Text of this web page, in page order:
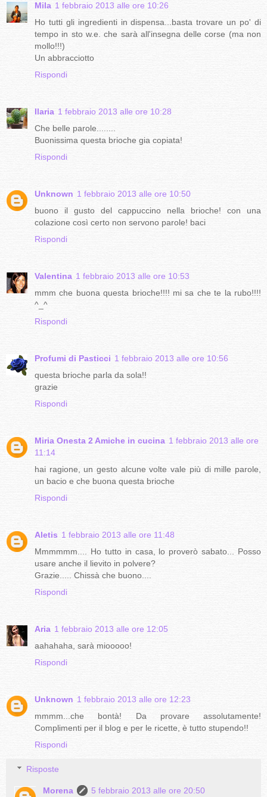
Mila 1 febbraio 2013 alle ore 10:26
Ho tutti gli ingredienti in dispensa...basta trovare un po' di
tempo in sto w.e. che sarà all'insegna delle corse (ma non
mollo!!!)
Un abbracciotto
Rispondi
Ilaria 1 febbraio 2013 alle ore 10:28
Che belle parole........
Buonissima questa brioche gia copiata!
Rispondi
Unknown 1 febbraio 2013 alle ore 10:50
buono il gusto del cappuccino nella brioche! con una
colazione così certo non servono parole! baci
Rispondi
Valentina 1 febbraio 2013 alle ore 10:53
mmm che buona questa brioche!!!! mi sa che te la rubo!!!!
^_^
Rispondi
Profumi di Pasticci 1 febbraio 2013 alle ore 10:56
questa brioche parla da sola!!
grazie
Rispondi
Miria Onesta 2 Amiche in cucina 1 febbraio 2013 alle ore
11:14
hai ragione, un gesto alcune volte vale più di mille parole,
un bacio e che buona questa brioche
Rispondi
Aletis 1 febbraio 2013 alle ore 11:48
Mmmmmm.... Ho tutto in casa, lo proverò sabato... Posso
usare anche il lievito in polvere?
Grazie..... Chissà che buono....
Rispondi
Aria 1 febbraio 2013 alle ore 12:05
aahahaha, sarà miooooo!
Rispondi
Unknown 1 febbraio 2013 alle ore 12:23
mmmm...che bontà! Da provare assolutamente!
Complimenti per il blog e per le ricette, è tutto stupendo!!
Rispondi
Risposte
Morena 5 febbraio 2013 alle ore 20:50